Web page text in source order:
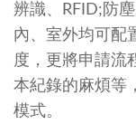
辨識、RFID;防
內、室外均可配
度，更將申請流
本紀錄的麻煩等
模式。